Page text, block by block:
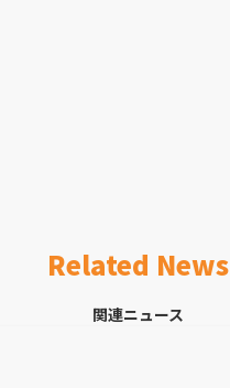
Related News
関連ニュース